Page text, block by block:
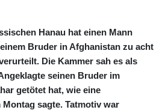
Hanau hat einen Mann
Bruder in Afghanistan zu acht
Die Kammer sah es als
seinen Bruder im
getötet hat, wie eine
sagte. Tatmotiv war